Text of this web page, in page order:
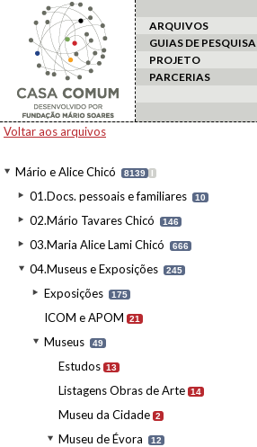
ARQUIVOS
GUIAS DE PESQUISA
PROJETO
PARCERIAS
Voltar aos arquivos
Mário e Alice Chicó 8139 I
01.Docs. pessoais e familiares 10
02.Mário Tavares Chicó 146
03.Maria Alice Lami Chicó 666
04.Museus e Exposições 245
Exposições 175
ICOM e APOM 21
Museus 49
Estudos 13
Listagens Obras de Arte 14
Museu da Cidade 2
Museu de Évora 12